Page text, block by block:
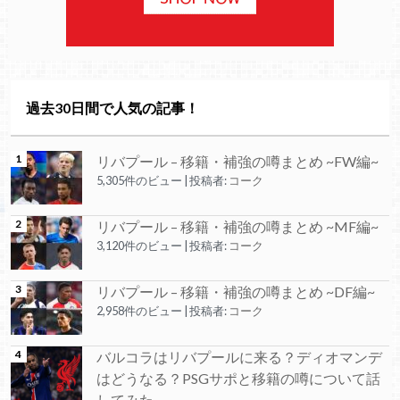
過去30日間で人気の記事！
リバプール – 移籍・補強の噂まとめ ~FW編~
5,305件のビュー 投稿者: コーク
リバプール – 移籍・補強の噂まとめ ~MF編~
3,120件のビュー 投稿者: コーク
リバプール – 移籍・補強の噂まとめ ~DF編~
2,958件のビュー 投稿者: コーク
バルコラはリバプールに来る？ディオマンデ
はどうなる？PSGサポと移籍の噂について話